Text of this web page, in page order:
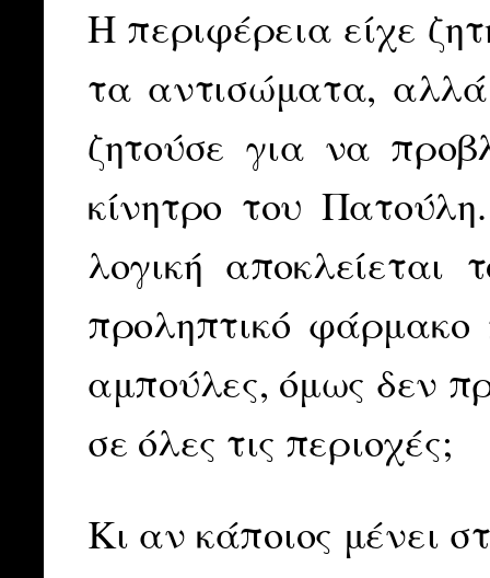
Η περιφέρεια είχε
τα αντισώματα,
ζητούσε για να
κίνητρο του
λογική
προληπτικό φάρμακο
αμπούλες, όμως δεν
σε όλες τις περιοχές;
Κι αν κάποιος μένει